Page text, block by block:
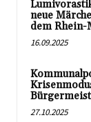
neue
dem Rhein-
16.09.2025
27.10.2025